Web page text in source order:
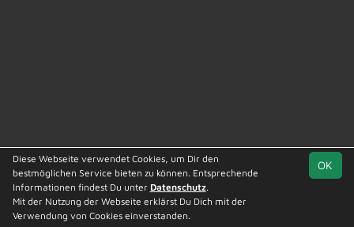
OK
Diese Webseite verwendet Cookies, um Dir den
bestmöglichen Service bieten zu können. Entsprechende
Informationen findest Du unter Datenschutz.
Mit der Nutzung der Webseite erklärst Du Dich mit der
Verwendung von Cookies einverstanden.